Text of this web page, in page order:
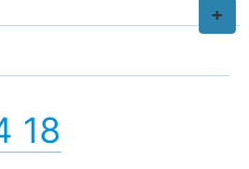
+
18